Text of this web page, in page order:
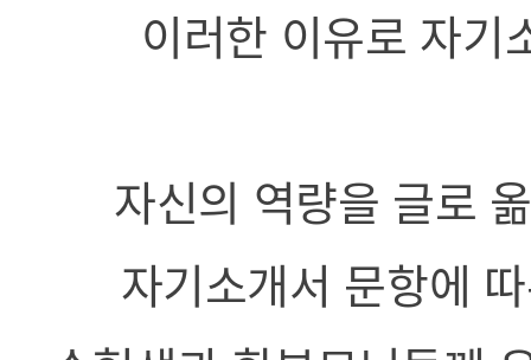
이러한 이유로 자기
자신의 역량을 글로
자기소개서 문항에